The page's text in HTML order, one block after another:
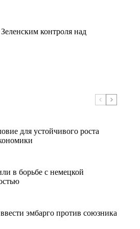
контроля над
для устойчивого роста
в борьбе с немецкой
эмбарго против союзника